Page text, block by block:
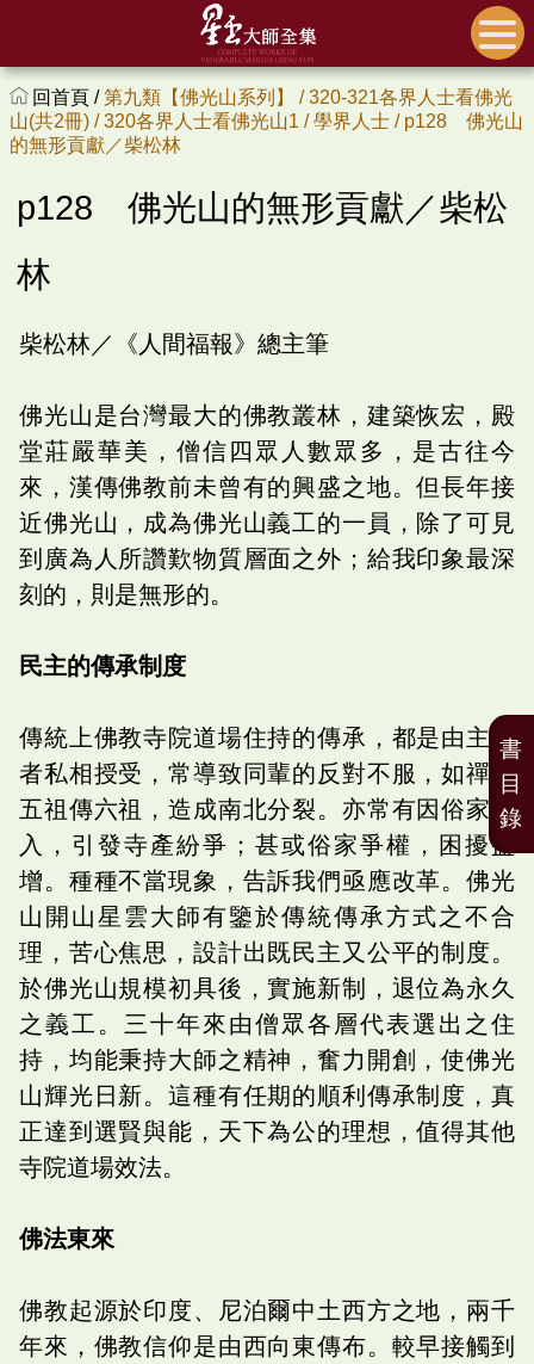
回首頁 /第九類【佛光山系列】 /320-321各界人士看佛光
山(共2冊) /320各界人士看佛光山1 /學界人士 / p128 佛光山
的無形貢獻／柴松林
p128 佛光山的無形貢獻／柴松
林
柴松林／《人間福報》總主筆
佛光山是台灣最大的佛教叢林，建築恢宏，殿
堂莊嚴華美，僧信四眾人數眾多，是古往今
來，漢傳佛教前未曾有的興盛之地。但長年接
近佛光山，成為佛光山義工的一員，除了可見
到廣為人所讚歎物質層面之外；給我印象最深
刻的，則是無形的。
民主的傳承制度
傳統上佛教寺院道場住持的傳承，都是由主持
者私相授受，常導致同輩的反對不服，如禪宗
五祖傳六祖，造成南北分裂。亦常有因俗家介
入，引發寺產紛爭；甚或俗家爭權，困擾益
增。種種不當現象，告訴我們亟應改革。佛光
山開山星雲大師有鑒於傳統傳承方式之不合
理，苦心焦思，設計出既民主又公平的制度。
於佛光山規模初具後，實施新制，退位為永久
之義工。三十年來由僧眾各層代表選出之住
持，均能秉持大師之精神，奮力開創，使佛光
山輝光日新。這種有任期的順利傳承制度，真
正達到選賢與能，天下為公的理想，值得其他
寺院道場效法。
佛法東來
佛教起源於印度、尼泊爾中土西方之地，兩千
年來，佛教信仰是由西向東傳布。較早接觸到
書
目
錄